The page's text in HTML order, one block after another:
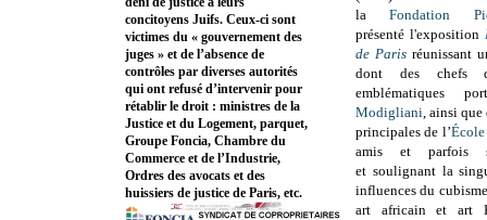
laFondation
présenté l'exposition
de Paris réunissant
dont des chefs
emblématiques
Modigliani, ainsi que
principales de l’École
amis et parfois
et soulignant la
influences du
art africain et art
concitoyens Juifs. Ceux-ci sont
victimes du « gouvernement des
juges » et de l’absence de
contrôles par diverses autorités
qui ont refusé d’intervenir pour
rétablir le droit : ministres de la
Justice et du Logement, parquet,
Groupe Foncia, Chambre du
Commerce et de l’Industrie,
Ordres des avocats et des
huissiers de justice de Paris, etc.